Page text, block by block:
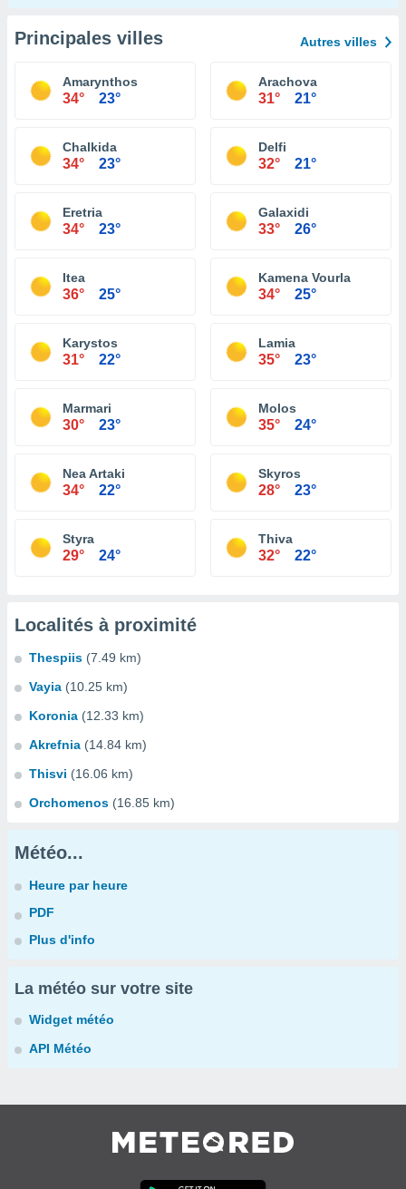
Principales villes Autres villes
Amarynthos
34° 23°
Arachova
31° 21°
Chalkida
34° 23°
Delfi
32° 21°
Eretria
34° 23°
Galaxidi
33° 26°
Itea
36° 25°
Kamena Vourla
34° 25°
Karystos
31° 22°
Lamia
35° 23°
Marmari
30° 23°
Molos
35° 24°
Nea Artaki
34° 22°
Skyros
28° 23°
Styra
29° 24°
Thiva
32° 22°
Localités à proximité
Thespiis (7.49 km)
Vayia (10.25 km)
Koronia (12.33 km)
Akrefnia (14.84 km)
Thisvi (16.06 km)
Orchomenos (16.85 km)
Météo...
Heure par heure
PDF
Plus d'info
La météo sur votre site
Widget météo
API Météo